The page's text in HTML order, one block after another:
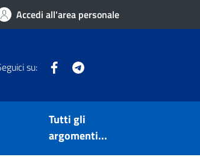
Accedi all'area personale
su: Facebook
Tutti gli
argomenti...